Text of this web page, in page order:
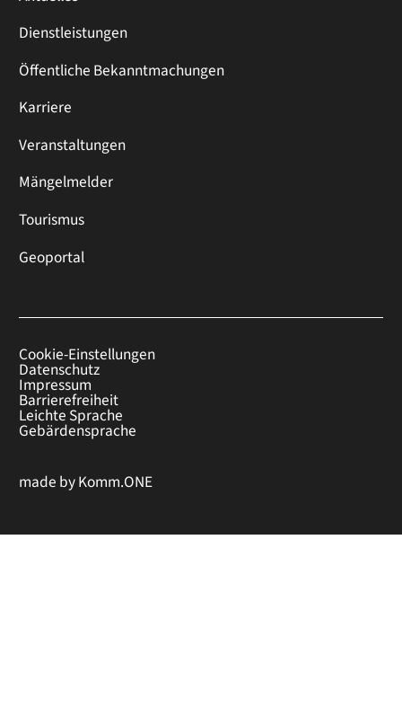
Dienstleistungen
Öffentliche Bekanntmachungen
Karriere
Veranstaltungen
Mängelmelder
Tourismus
Geoportal
Cookie-Einstellungen
Datenschutz
Impressum
Barrierefreiheit
Leichte Sprache
Gebärdensprache
made byKomm.ONE